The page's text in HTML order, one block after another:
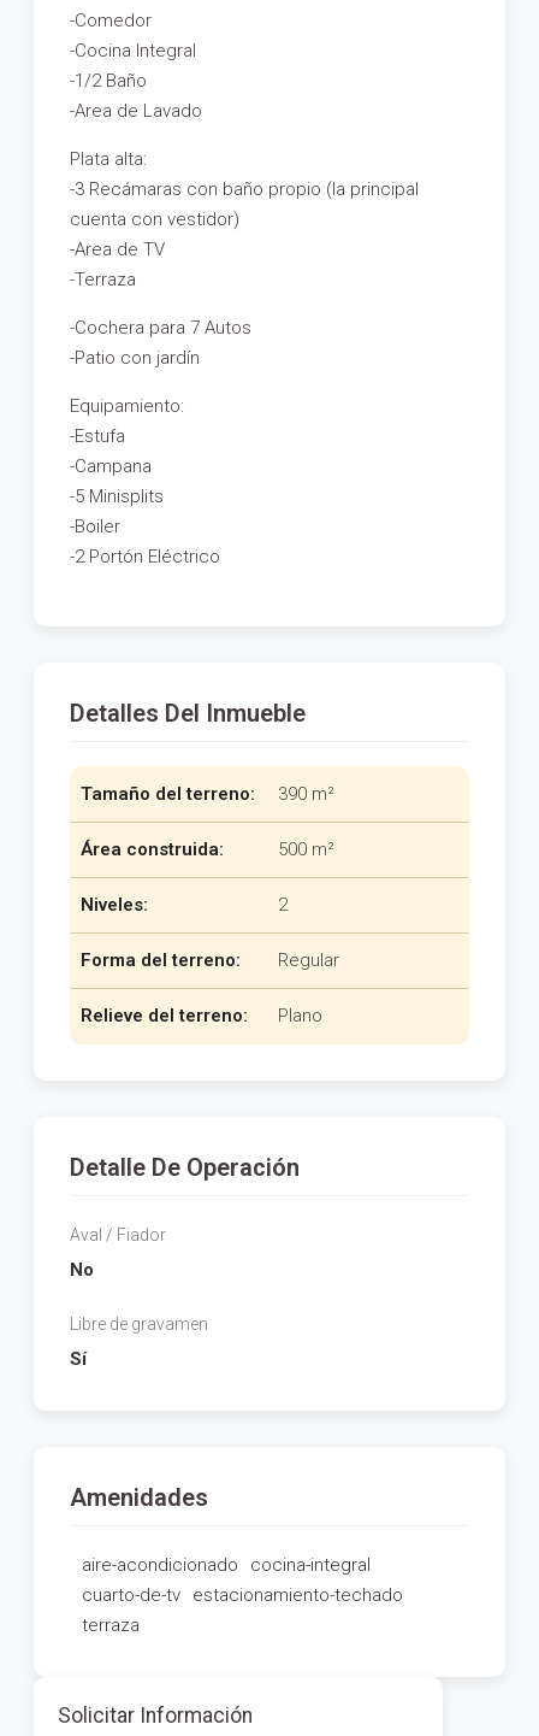
-Comedor
-Cocina Integral
-1/2 Baño
-Area de Lavado
Plata alta:
-3 Recámaras con baño propio (la principal
cuenta con vestidor)
-Area de TV
-Terraza
-Cochera para 7 Autos
-Patio con jardín
Equipamiento:
-Estufa
-Campana
-5 Minisplits
-Boiler
-2 Portón Eléctrico
Detalles Del Inmueble
Tamaño del terreno: 390 m²
Área construida: 500 m²
Niveles: 2
Forma del terreno: Regular
Relieve del terreno: Plano
Detalle De Operación
Aval / Fiador
No
Libre de gravamen
Sí
Amenidades
aire-acondicionado
cocina-integral
cuarto-de-tv
estacionamiento-techado
terraza
Solicitar Información